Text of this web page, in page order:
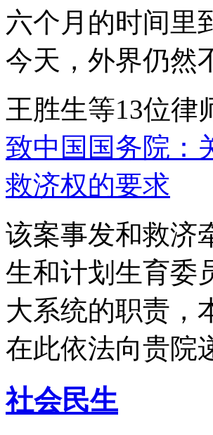
六个月的时间里
今天，外界仍然
王胜生等13位律
致中国国务院：
救济权的要求
该案事发和救济
生和计划生育委
大系统的职责，
在此依法向贵院
社会民生